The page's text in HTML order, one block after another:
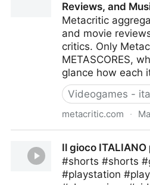
Reviews, and
Metacritic
and movie
critics. Only
METASCORES,
glance how each
Videogames -
metacritic.com ·
Music Reviews
Il gioco
#shorts #shorts
#playstation